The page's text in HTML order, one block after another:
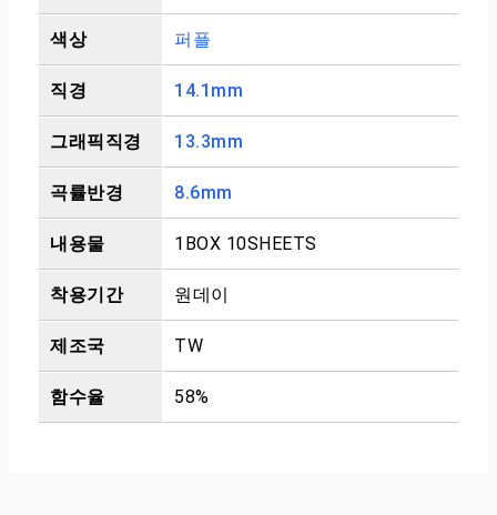
색상 퍼플
직경 14.1mm
그래픽직경 13.3mm
곡률반경 8.6mm
내용물 1BOX 10SHEETS
착용기간 원데이
제조국 TW
함수율 58%